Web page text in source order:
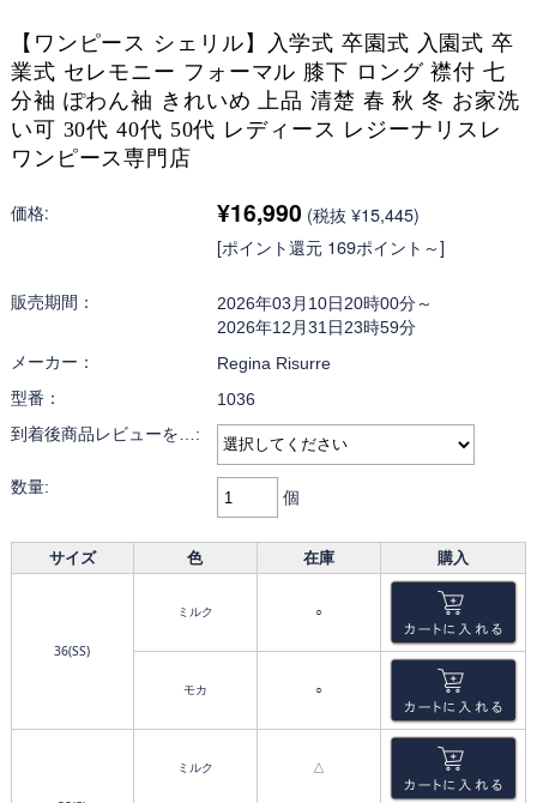
【ワンピース シェリル】入学式 卒園式 入園式 卒
業式 セレモニー フォーマル 膝下 ロング 襟付 七
分袖 ぽわん袖 きれいめ 上品 清楚 春 秋 冬 お家洗
い可 30代 40代 50代 レディース レジーナリスレ
ワンピース専門店
価格: ¥16,990 (税抜 ¥15,445)
[ポイント還元 169ポイント～]
販売期間：
2026年03月10日20時00分～
2026年12月31日23時59分
メーカー：
Regina Risurre
型番：
1036
到着後商品レビューを…:
数量:
個
サイズ 色 在庫 購入
36(SS)
ミルク ○
モカ ○
ミルク △